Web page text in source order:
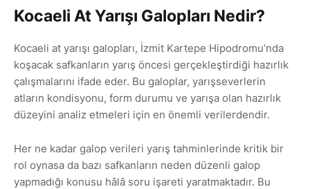
Kocaeli At Yarışı Galopları Nedir?
Kocaeli at yarışı galopları, İzmit Kartepe Hipodromu’nda
koşacak safkanların yarış öncesi gerçekleştirdiği hazırlık
çalışmalarını ifade eder. Bu galoplar, yarışseverlerin
atların kondisyonu, form durumu ve yarışa olan hazırlık
düzeyini analiz etmeleri için en önemli verilerdendir.
Her ne kadar galop verileri yarış tahminlerinde kritik bir
rol oynasa da bazı safkanların neden düzenli galop
yapmadığı konusu hâlâ soru işareti yaratmaktadır. Bu